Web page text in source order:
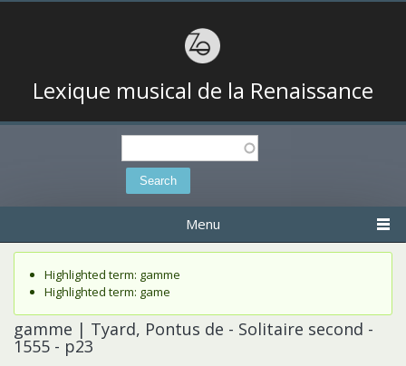
Lexique musical de la Renaissance
Search
Menu
Status message
Highlighted term: gamme
Highlighted term: game
gamme | Tyard, Pontus de - Solitaire second -
1555 - p23